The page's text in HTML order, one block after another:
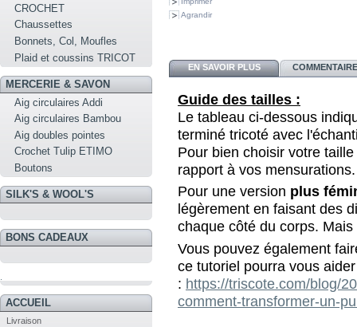
CROCHET
Chaussettes
Bonnets, Col, Moufles
Plaid et coussins TRICOT
MERCERIE & SAVON
Aig circulaires Addi
Aig circulaires Bambou
Aig doubles pointes
Crochet Tulip ETIMO
Boutons
SILK'S & WOOL'S
BONS CADEAUX
ACCUEIL
Livraison
Agrandir
EN SAVOIR PLUS
Guide des tailles :
Le tableau ci-dessous
terminé tricoté avec
Pour bien choisir votre
rapport à vos mensurations.
Pour une version plus
légèrement en faisant des
chaque côté du corps.
Vous pouvez également
ce tutoriel pourra vous aider
: https://triscote.com/blog/
comment-transformer-un-